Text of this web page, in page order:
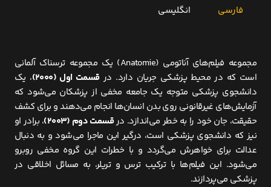
فارسی انگلیسی
مجموعه فیلم‌های آناتومی (Anatomie) یک مجموعه ترسناک آلمانی
است که در محیط پزشکی جریان دارد. درقسمت اول (۲۰۰۰)
، یک
دانشجوی پزشکی متوجه یک جامعه مخفی از پزشکان می‌شود که
آزمایش‌های غیرقانونی روی بدن انسان‌ها انجام می‌دهند و برای کشف
حقیقت، جان خود را به خطر می‌اندازد. درقسمت دوم (۲۰۰۳)
، برادر او
نیز که دانشجوی پزشکی است، درگیر این ماجرا می‌شود و به دنبال
عدالت برای خواهرش می‌گردد و با خطرات این گروه مخفی روبرو
می‌شود. این فیلم‌ها با ترکیب ترس و تریلر، به مسائل اخلاقی در
پزشکی می‌پردازند.